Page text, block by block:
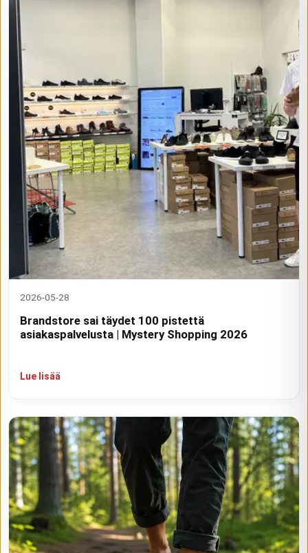
2026-05-28
Brandstore sai täydet 100 pistettä
asiakaspalvelusta | Mystery Shopping 2026
Lue lisää